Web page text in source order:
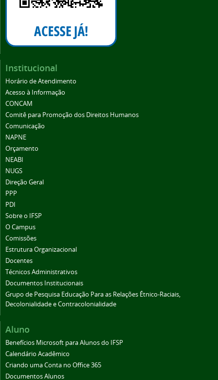
Institucional
Horário de Atendimento
Acesso à Informação
CONCAM
Comitê para Promoção dos Direitos Humanos
Comunicação
NAPNE
Orçamento
NEABI
NUGS
Direção Geral
PPP
PDI
Sobre o IFSP
O Campus
Comissões
Estrutura Organizacional
Docentes
Técnicos Administrativos
Documentos Institucionais
Grupo de Pesquisa Educação Para as Relações Étnico-Raciais,
Decolonialidade e Contracolonialidade
Aluno
Benefícios Microsoft para Alunos do IFSP
Calendário Acadêmico
Criando uma Conta no Office 365
Documentos Alunos